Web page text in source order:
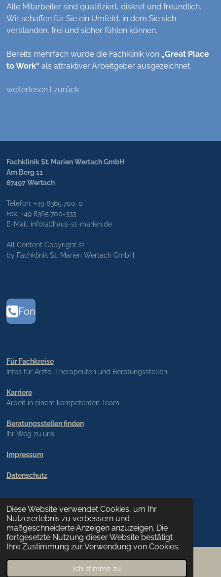
Diese Website verwendet Cookies, um Ihr
Nutzererlebnis zu verbessern und
maßgeschneiderte Anzeigen anzuzeigen. Die
fortgesetzte Nutzung dieser Website bestätigt
Ihre Zustimmung zur Verwendung von Cookies.
Ich stimme zu
Alle Mitarbeiter sind qualifiziert, diskret und freundlich.
Wir schaffen für Sie ein Umfeld, in dem Sie sich
verstanden, frei und sicher fühlen können.
Bereits mehrfach wurde die Fachklinik von „Great Place
to Work“ als attraktiver Arbeitgeber ausgezeichnet.
weiterlesenI zurück
Fachklinik St. Marien Wertach GmbH
Am Berg 11
87497 Wertach
Telefon: +49 8365.700-0
Fax: +49 8365.700-333
E-Mail: info(at)haus-st-marien.de
All Content Copyright ©
by Fachklinik St. Marien Wertach GmbH.
Fon
Für Fachkreise
Infos für Ärzte, Therapeuten und Beratungsstellen
Karriere
Arbeit in einem kompetenten Team
Beratungsstellen finden
Ihr Weg zu uns
Impressum
Datenschutz
Telefon